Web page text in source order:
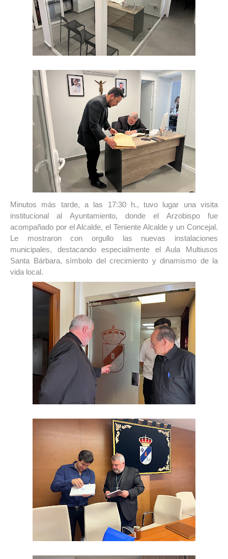
Minutos más tarde, a las 17:30 h., tuvo lugar una visita
institucional al Ayuntamiento, donde el Arzobispo fue
acompañado por el Alcalde, el Teniente Alcalde y un Concejal.
Le mostraron con orgullo las nuevas instalaciones
municipales, destacando especialmente el Aula Multiusos
Santa Bárbara, símbolo del crecimiento y dinamismo de la
vida local.